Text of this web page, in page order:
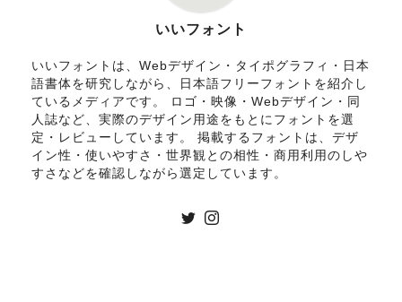
いいフォント
いいフォントは、Webデザイン・タイポグラフィ・日本
語書体を研究しながら、日本語フリーフォントを紹介し
ているメディアです。 ロゴ・映像・Webデザイン・同
人誌など、実際のデザイン用途をもとにフォントを選
定・レビューしています。 掲載するフォントは、デザ
イン性・使いやすさ・世界観との相性・商用利用のしや
すさなどを確認しながら選定しています。